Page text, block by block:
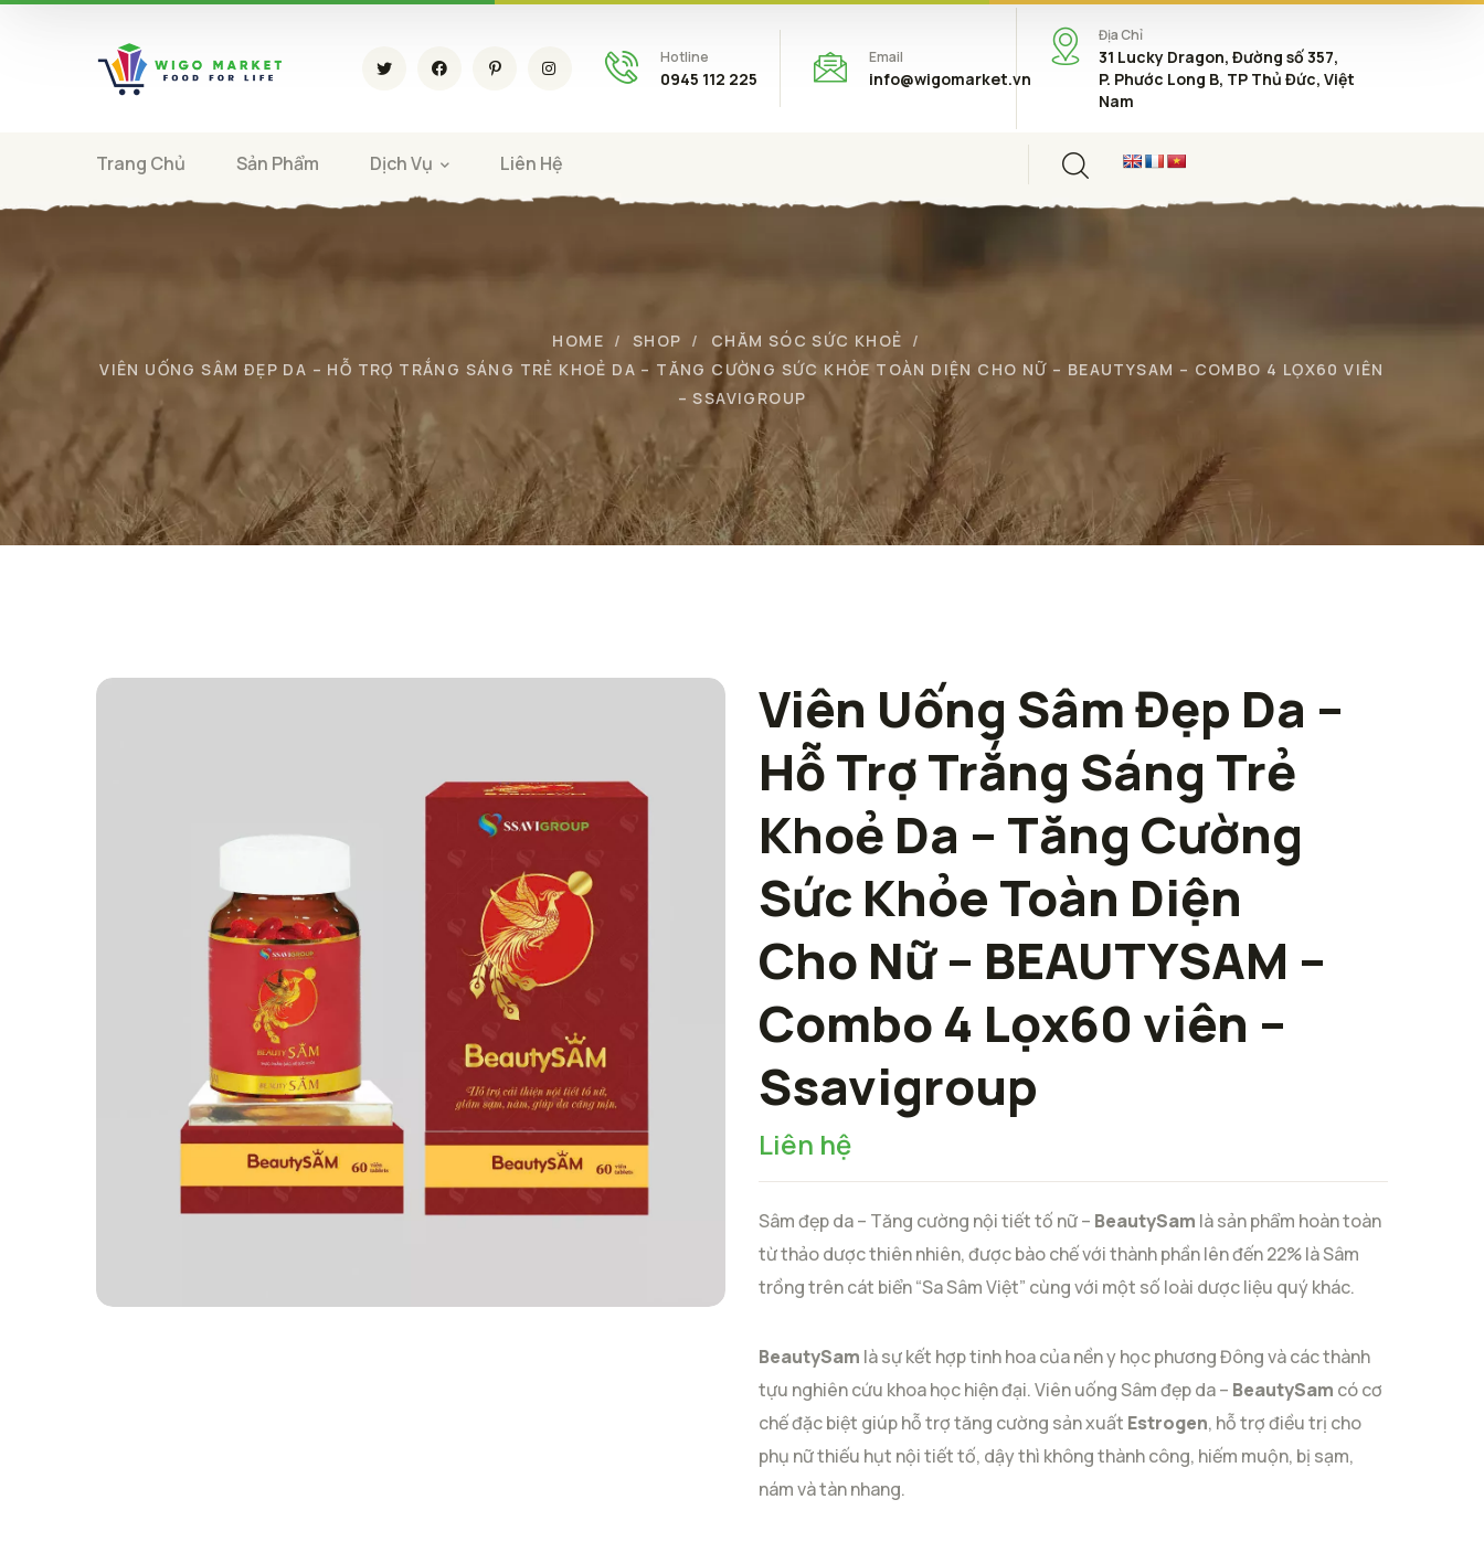
Hotline
0945 112 225
Email
info@wigomarket.vn
Địa Chỉ
31 Lucky Dragon, Đường số 357,
P. Phước Long B, TP Thủ Đức, Việt
Nam
Trang Chủ Sản Phẩm Dịch Vụ Liên Hệ
HOME SHOP
CHĂM SÓC SỨC KHOẺ
VIÊN UỐNG SÂM ĐẸP DA – HỖ TRỢ TRẮNG SÁNG TRẺ KHOẺ DA – TĂNG CƯỜNG SỨC KHỎE TOÀN DIỆN CHO NỮ – BEAUTYSAM – COMBO 4 LỌX60 VIÊN
– SSAVIGROUP
Viên Uống Sâm Đẹp Da –
Hỗ Trợ Trắng Sáng Trẻ
Khoẻ Da – Tăng Cường
Sức Khỏe Toàn Diện
Cho Nữ – BEAUTYSAM –
Combo 4 Lọx60 viên –
Ssavigroup
Liên hệ
Sâm đẹp da – Tăng cường nội tiết tố nữ – BeautySam là sản phẩm hoàn toàn
từ thảo dược thiên nhiên, được bào chế với thành phần lên đến 22% là Sâm
trồng trên cát biển “Sa Sâm Việt” cùng với một số loài dược liệu quý khác.
BeautySam là sự kết hợp tinh hoa của nền y học phương Đông và các thành
tựu nghiên cứu khoa học hiện đại. Viên uống Sâm đẹp da – BeautySam có cơ
chế đặc biệt giúp hỗ trợ tăng cường sản xuất Estrogen, hỗ trợ điều trị cho
phụ nữ thiếu hụt nội tiết tố, dậy thì không thành công, hiếm muộn, bị sạm,
nám và tàn nhang.